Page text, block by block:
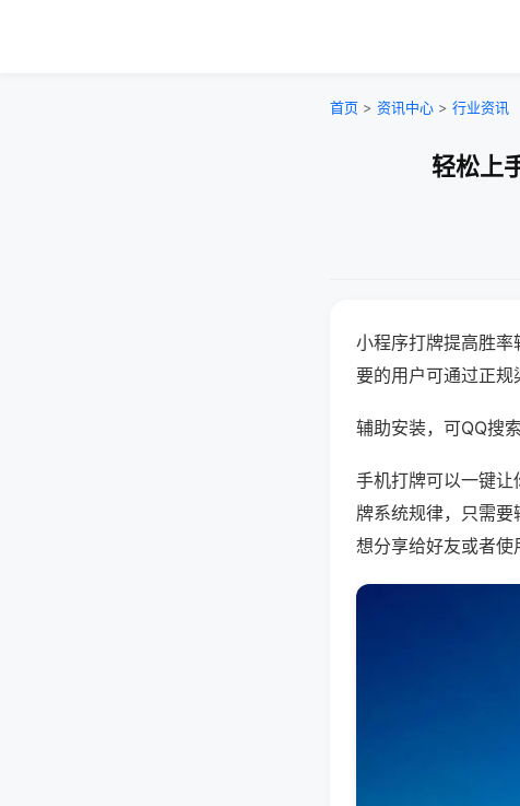
首页 > 资讯中心 > 行业资讯
轻松上
小程序打牌提高胜率
要的用户可通过正规
辅助安装，可QQ搜
手机打牌可以一键让
牌系统规律，只需
想分享给好友或者使